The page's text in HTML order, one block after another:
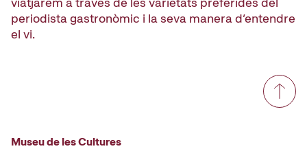
periodista gastronòmic i la seva manera d’entendre
el vi.
Museu de les Cultures